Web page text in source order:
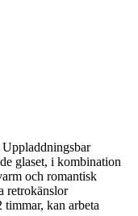
glaset, i kombination
och romantisk
retrokänslor
kan arbeta